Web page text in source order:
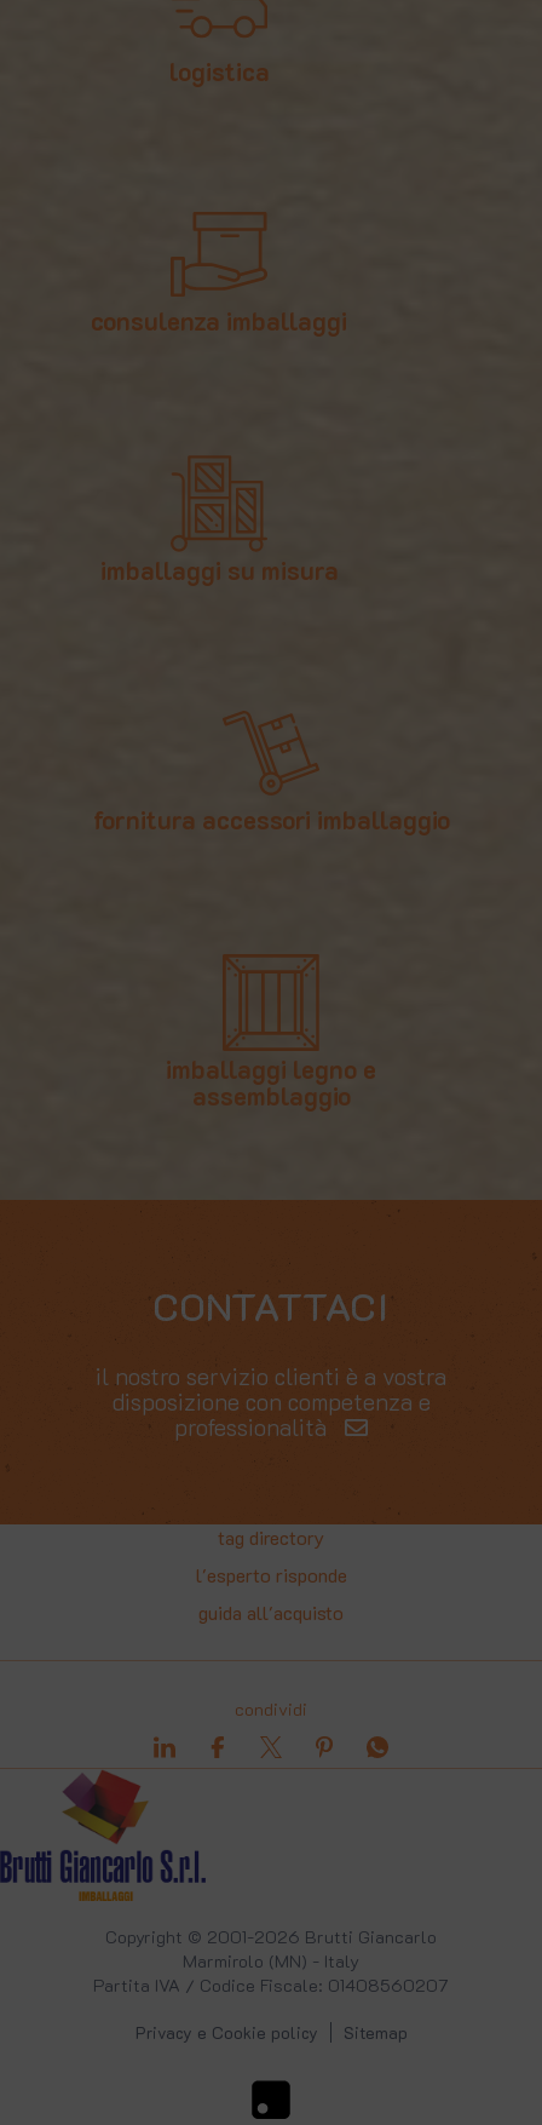
logistica
consulenza imballaggi
imballaggi su misura
fornitura accessori imballaggio
imballaggi legno e
assemblaggio
CONTATTACI
il nostro servizio clienti è a vostra
disposizione con competenza e
professionalità
tag directory
l'esperto risponde
guida all'acquisto
condividi
Copyright © 2001-2026 Brutti Giancarlo
Marmirolo (MN) - Italy
Partita IVA / Codice Fiscale: 01408560207
Privacy e Cookie policy Sitemap